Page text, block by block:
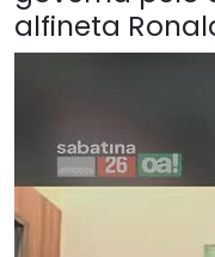
alfineta